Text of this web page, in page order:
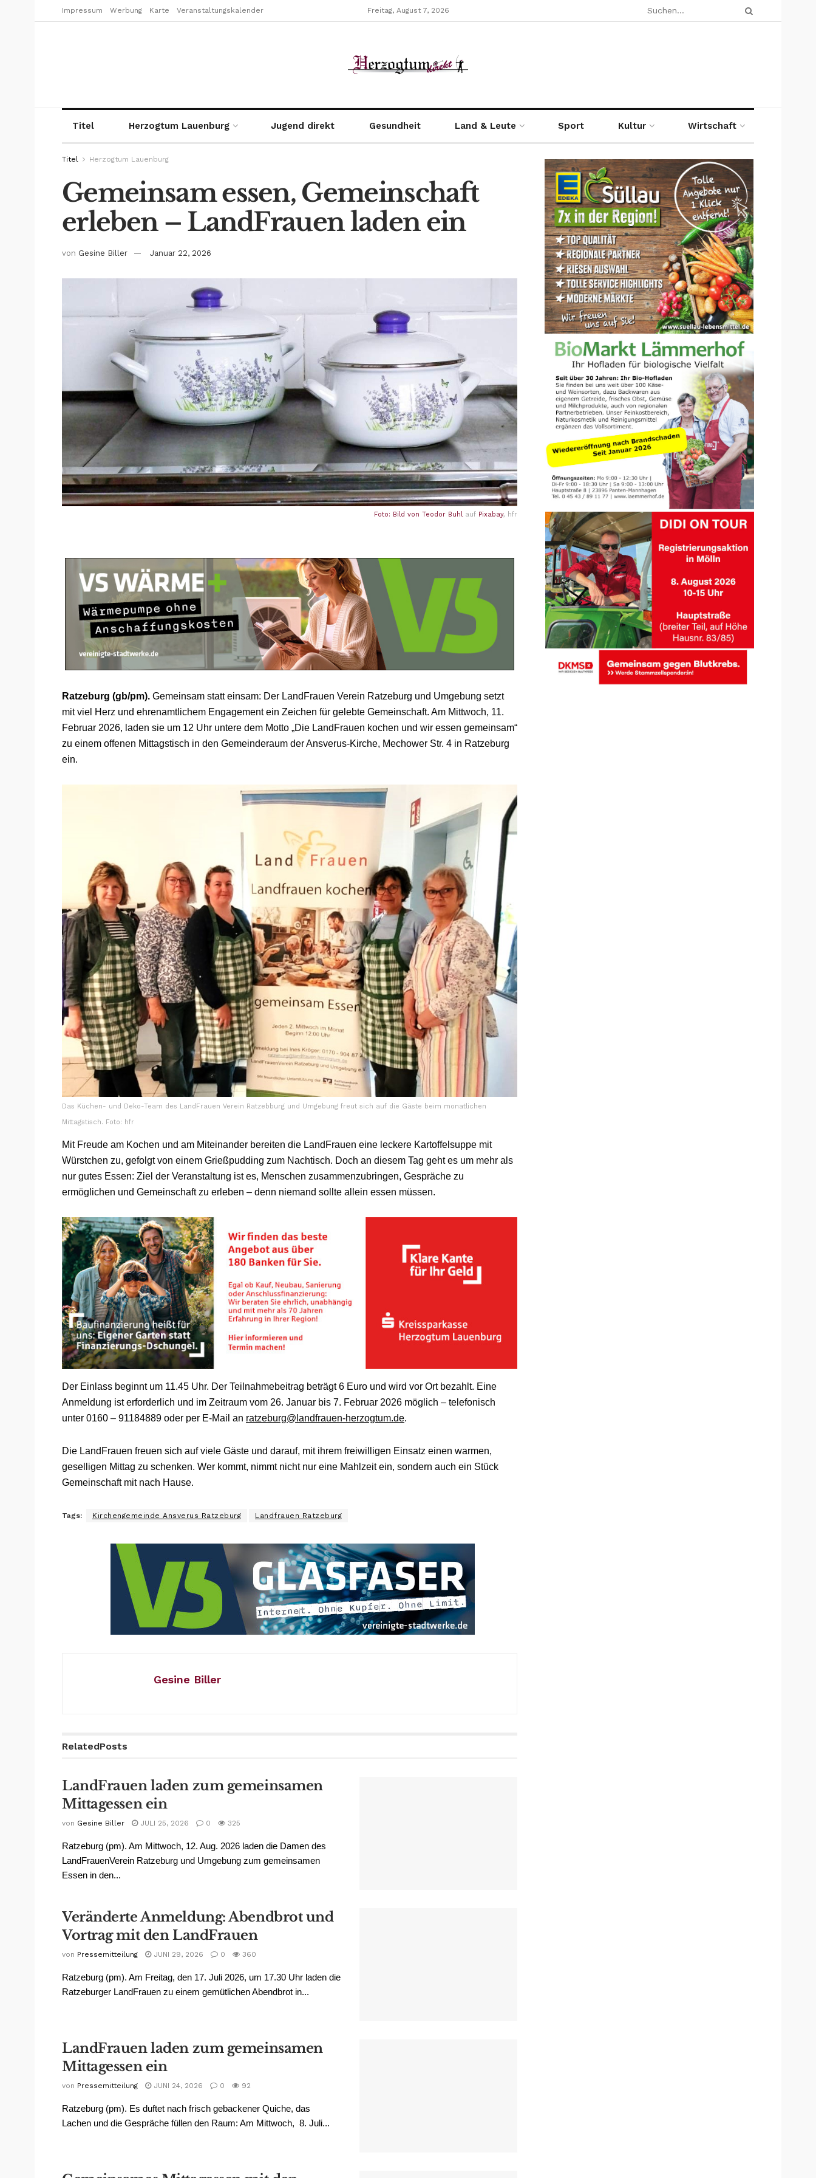
Impressum Werbung Karte Veranstaltungskalender Freitag, August 7, 2026
Titel Herzogtum Lauenburg Jugend direkt Gesundheit Land & Leute Sport Kultur Wirtschaft
Titel Herzogtum Lauenburg
Gemeinsam essen, Gemeinschaft
erleben – LandFrauen laden ein
von Gesine Biller Januar 22, 2026
Foto: Bild von Teodor Buhlauf Pixabay, hfr
Ratzeburg (gb/pm). Gemeinsam statt einsam: Der LandFrauen Verein Ratzeburg und Umgebung setzt
mit viel Herz und ehrenamtlichem Engagement ein Zeichen für gelebte Gemeinschaft. Am Mittwoch, 11.
Februar 2026, laden sie um 12 Uhr untere dem Motto „Die LandFrauen kochen und wir essen gemeinsam“
zu einem offenen Mittagstisch in den Gemeinderaum der Ansverus-Kirche, Mechower Str. 4 in Ratzeburg
ein.
Das Küchen- und Deko-Team des LandFrauen Verein Ratzebburg und Umgebung freut sich auf die Gäste beim monatlichen
Mittagstisch. Foto: hfr
Mit Freude am Kochen und am Miteinander bereiten die LandFrauen eine leckere Kartoffelsuppe mit
Würstchen zu, gefolgt von einem Grießpudding zum Nachtisch. Doch an diesem Tag geht es um mehr als
nur gutes Essen: Ziel der Veranstaltung ist es, Menschen zusammenzubringen, Gespräche zu
ermöglichen und Gemeinschaft zu erleben – denn niemand sollte allein essen müssen.
Der Einlass beginnt um 11.45 Uhr. Der Teilnahmebeitrag beträgt 6 Euro und wird vor Ort bezahlt. Eine
Anmeldung ist erforderlich und im Zeitraum vom 26. Januar bis 7. Februar 2026 möglich – telefonisch
unter 0160 – 91184889 oder per E-Mail an ratzeburg@landfrauen-herzogtum.de.
Die LandFrauen freuen sich auf viele Gäste und darauf, mit ihrem freiwilligen Einsatz einen warmen,
geselligen Mittag zu schenken. Wer kommt, nimmt nicht nur eine Mahlzeit ein, sondern auch ein Stück
Gemeinschaft mit nach Hause.
Tags: Kirchengemeinde Ansverus Ratzeburg Landfrauen Ratzeburg
Gesine Biller
RelatedPosts
LandFrauen laden zum gemeinsamen
Mittagessen ein
von Gesine Biller JULI 25, 2026 0 325
Ratzeburg (pm). Am Mittwoch, 12. Aug. 2026 laden die Damen des
LandFrauenVerein Ratzeburg und Umgebung zum gemeinsamen
Essen in den...
Veränderte Anmeldung: Abendbrot und
Vortrag mit den LandFrauen
von Pressemitteilung JUNI 29, 2026 0 360
Ratzeburg (pm). Am Freitag, den 17. Juli 2026, um 17.30 Uhr laden die
Ratzeburger LandFrauen zu einem gemütlichen Abendbrot in...
LandFrauen laden zum gemeinsamen
Mittagessen ein
von Pressemitteilung JUNI 24, 2026 0 92
Ratzeburg (pm). Es duftet nach frisch gebackener Quiche, das
Lachen und die Gespräche füllen den Raum: Am Mittwoch, 8. Juli...